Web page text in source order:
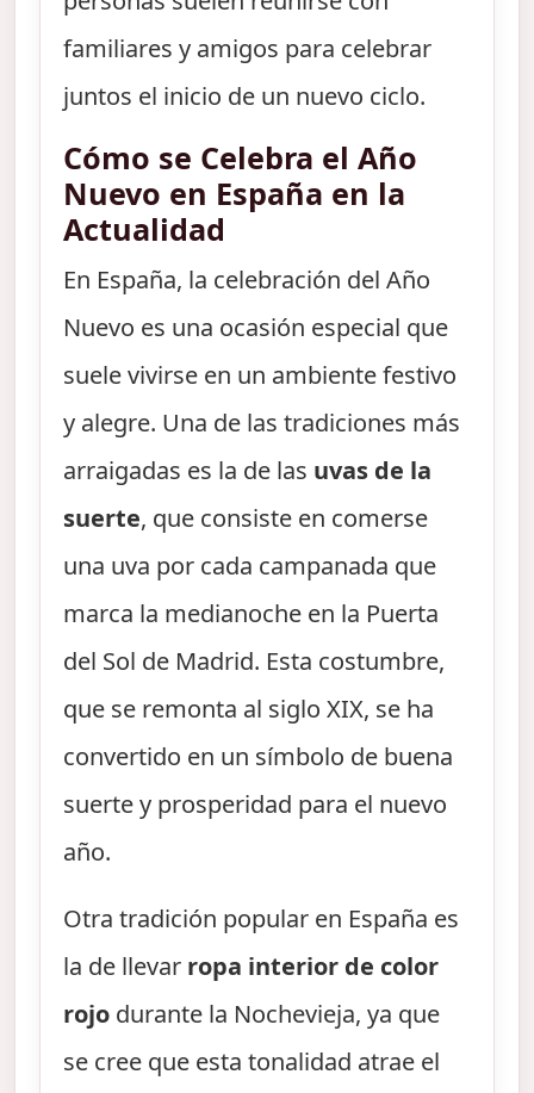
familiares y amigos para celebrar
juntos el inicio de un nuevo ciclo.
Cómo se Celebra el Año
Nuevo en España en la
Actualidad
En España, la celebración del Año
Nuevo es una ocasión especial que
suele vivirse en un ambiente festivo
y alegre. Una de las tradiciones más
arraigadas es la de las uvas de la
suerte, que consiste en comerse
una uva por cada campanada que
marca la medianoche en la Puerta
del Sol de Madrid. Esta costumbre,
que se remonta al siglo XIX, se ha
convertido en un símbolo de buena
suerte y prosperidad para el nuevo
año.
Otra tradición popular en España es
la de llevar ropa interior de color
rojo durante la Nochevieja, ya que
se cree que esta tonalidad atrae el